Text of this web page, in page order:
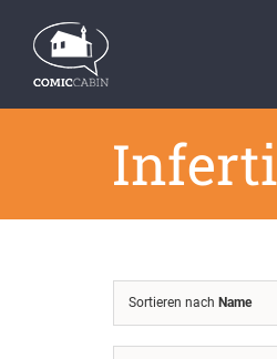
Inhalt
springen
Sortieren nach Name